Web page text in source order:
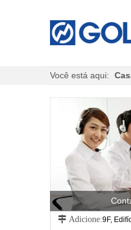
Você está aqui:
 Adicione:9F,